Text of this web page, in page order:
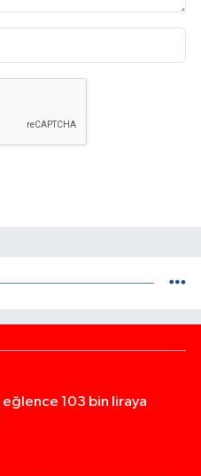
eğlence 103 bin liraya